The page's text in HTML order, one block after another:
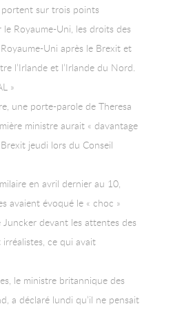
sur trois points
le Royaume-Uni, les droits des
Uni après le Brexit et
l’Irlande et l’Irlande du Nord.
»
une porte-parole de Theresa
ministre aurait « davantage
jeudi lors du Conseil
en avril dernier au 10,
avaient évoqué le « choc »
devant les attentes des
irréalistes, ce qui avait
le ministre britannique des
a déclaré lundi qu’il ne pensait